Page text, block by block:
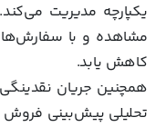
یکپارچه مدیریت
مشاهده و با
کاهش یابد.
همچنین جریان
تحلیلی پیش‌بینی فروش